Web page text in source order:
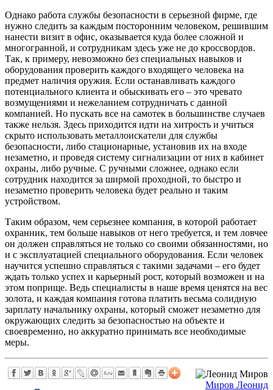
Однако работа службы безопасности в серьезной фирме, где
нужно следить за каждым посторонним человеком, решившим
нанести визит в офис, оказывается куда более сложной и
многогранной, и сотрудникам здесь уже не до кроссвордов.
Так, к примеру, невозможно без специальных навыков и
оборудования проверить каждого входящего человека на
предмет наличия оружия. Если останавливать каждого
потенциального клиента и обыскивать его – это чревато
возмущениями и нежеланием сотрудничать с данной
компанией. Но пускать все на самотек в большинстве случаев
также нельзя. Здесь приходится идти на хитрость и учиться
скрыто использовать металлоискатели для службы
безопасности, либо стационарные, установив их на входе
незаметно, и проведя систему сигнализации от них в кабинет
охраны, либо ручные. С ручными сложнее, однако если
сотрудник находится за ширмой проходной, то быстро и
незаметно проверить человека будет реально и таким
устройством.
Таким образом, чем серьезнее компания, в которой работает
охранник, тем больше навыков от него требуется, и тем ловчее
он должен справляться не только со своими обязанностями, но
и с эксплуатацией специального оборудования. Если человек
научится успешно справляться с такими задачами – его будет
ждать только успех и карьерный рост, который возможен и на
этом поприще. Ведь специалисты в наше время ценятся на вес
золота, и каждая компания готова платить весьма солидную
зарплату начальнику охраны, который сможет незаметно для
окружающих следить за безопасностью на объекте и
своевременно, но аккуратно принимать все необходимые
меры.
Миров Леонид